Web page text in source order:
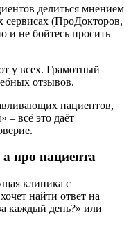
делиться мнением
сервисах (ПроДокторов,
и не бойтесь просить
у всех. Грамотный
отзывов.
пациентов,
– всё это даёт
про пациента
клиника с
найти ответ на
каждый день?» или